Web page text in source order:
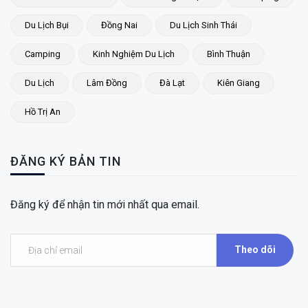
Du Lịch Bụi Đồng Nai Du Lịch Sinh Thái
Camping Kinh Nghiệm Du Lịch Bình Thuận
Du Lịch Lâm Đồng Đà Lạt Kiên Giang
Hồ Trị An
ĐĂNG KÝ BẢN TIN
Đăng ký để nhận tin mới nhất qua email.
Theo dõi